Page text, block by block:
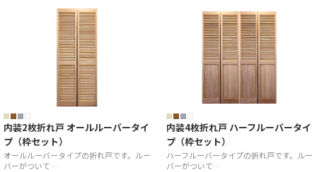
内装2枚折れ戸 オールルーバータイ
プ（枠セット）
オールルーバータイプの折れ戸です。ルー
バーがついて…
内装4枚折れ戸 ハーフルーバータイ
プ（枠セット）
ハーフルーバータイプの折れ戸です。ルー
バーがついて…